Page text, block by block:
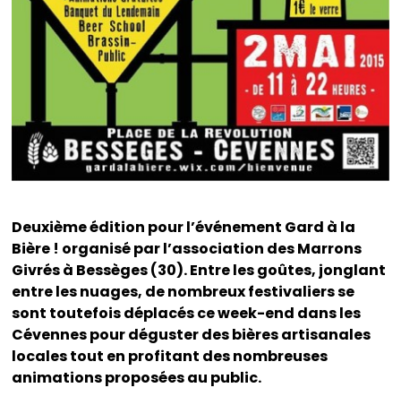
Deuxième édition pour l’événement Gard à la
Bière ! organisé par l’association des Marrons
Givrés à Bessèges (30). Entre les goûtes, jonglant
entre les nuages, de nombreux festivaliers se
sont toutefois déplacés ce week-end dans les
Cévennes pour déguster des bières artisanales
locales tout en profitant des nombreuses
animations proposées au public.